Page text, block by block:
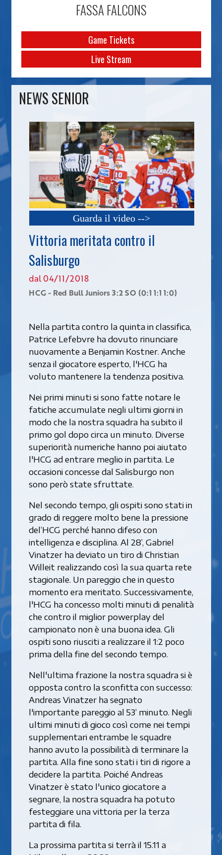
FASSA FALCONS
Game Tickets
Live Stream
NEWS SENIOR
Guarda il video -->
Vittoria meritata contro il
Salisburgo
dal 04/11/2018
HCG - Red Bull Juniors 3:2 SO (0:1 1:1 1:0)
Nella partita contro la quinta in classifica,
Patrice Lefebvre ha dovuto rinunciare
nuovamente a Benjamin Kostner. Anche
senza il giocatore esperto, l'HCG ha
voluto mantenere la tendenza positiva.
Nei primi minuti si sono fatte notare le
fatiche accumulate negli ultimi giorni in
modo che la nostra squadra ha subito il
primo gol dopo circa un minuto. Diverse
superiorità numeriche hanno poi aiutato
l'HCG ad entrare meglio in partita. Le
occasioni concesse dal Salisburgo non
sono però state sfruttate.
Nel secondo tempo, gli ospiti sono stati in
grado di reggere molto bene la pressione
del’HCG perché hanno difeso con
intelligenza e disciplina. Al 28’, Gabriel
Vinatzer ha deviato un tiro di Christian
Willeit realizzando così la sua quarta rete
stagionale. Un pareggio che in questo
momento era meritato. Successivamente,
l'HCG ha concesso molti minuti di penalità
che contro il miglior powerplay del
campionato non è una buona idea. Gli
ospiti sono riusciti a realizzare il 1:2 poco
prima della fine del secondo tempo.
Nell'ultima frazione la nostra squadra si è
opposta contro la sconfitta con successo:
Andreas Vinatzer ha segnato
l'importante pareggio al 53’ minuto. Negli
ultimi minuti di gioco così come nei tempi
supplementari entrambe le squadre
hanno avuto la possibilità di terminare la
partita. Alla fine sono stati i tiri di rigore a
decidere la partita. Poiché Andreas
Vinatzer è stato l'unico giocatore a
segnare, la nostra squadra ha potuto
festeggiare una vittoria per la terza
partita di fila.
La prossima partita si terrà il 15.11 a